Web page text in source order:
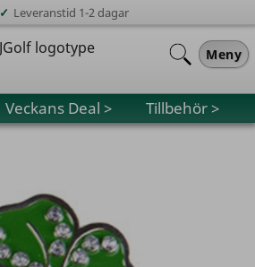
✓ Leveranstid 1-2 dagar
Meny
Veckans Deal > Tillbehör >